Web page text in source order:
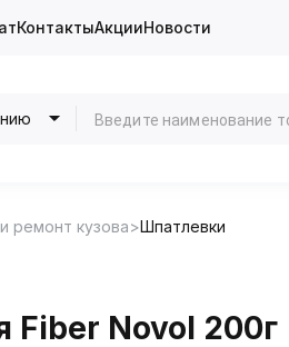
КонтактыАкцииНовости
ремонт кузова Шпатлевки
Fiber Novol 200г